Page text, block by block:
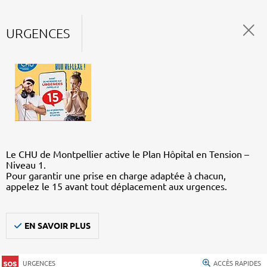
URGENCES
Le CHU de Montpellier active le Plan Hôpital en Tension –
Niveau 1.
Pour garantir une prise en charge adaptée à chacun,
appelez le 15 avant tout déplacement aux urgences.
EN SAVOIR PLUS
URGENCES ACCÈS RAPIDES